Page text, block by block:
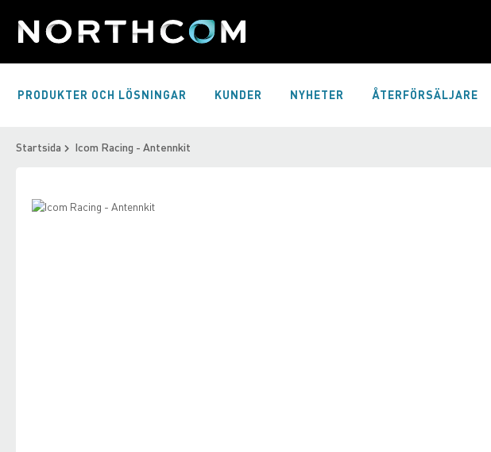
Skip
PRODUKTER OCH LÖSNINGAR KUNDER NYHETER ÅTERFÖRSÄLJARE
Startsida Icom Racing - Antennkit
Skip